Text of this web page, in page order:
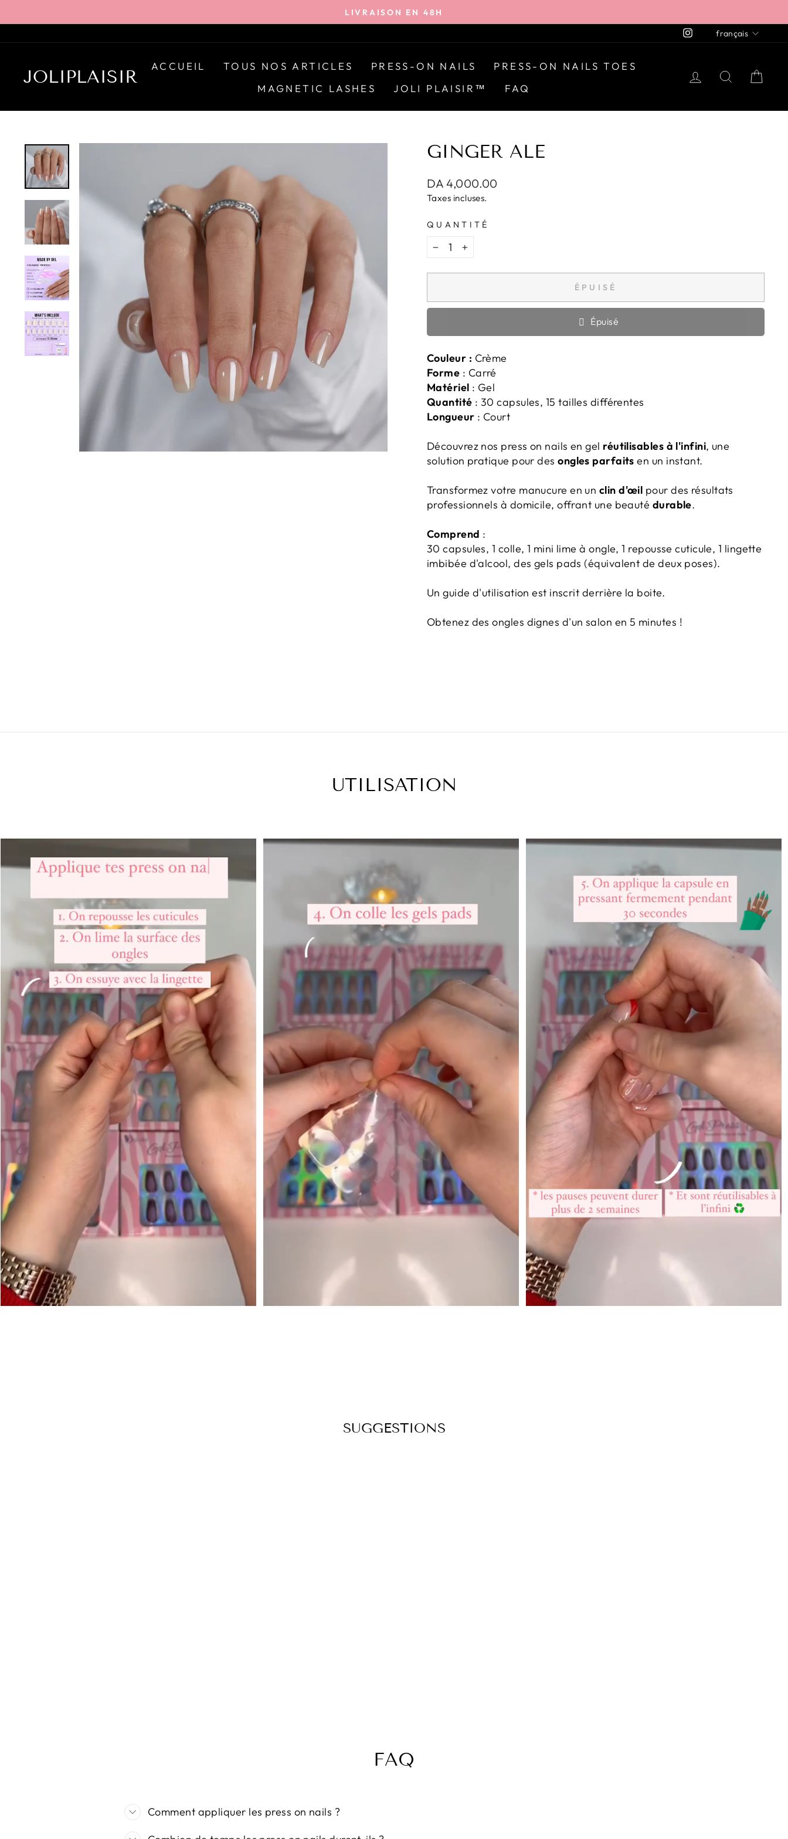
au
Diaporama
Pause
LIVRAISON EN 48H
Instagram
français
JOLIPLAISIR
ACCUEIL TOUS NOS ARTICLES PRESS-ON NAILS
PRESS-ON NAILS TOES
MAGNETIC LASHES
JOLI PLAISIR™ FAQ
SE
GINGER ALE
Prix
régulier
DA 4,000.00
Taxes incluses.
QUANTITÉ
− +
ÉPUISÉ
Épuisé
Couleur : Crème
Forme : Carré
Matériel : Gel
Quantité : 30 capsules, 15 tailles différentes
Longueur : Court
Découvrez nos press on nails en gel réutilisables à l'infini, une
solution pratique pour desongles parfaits en un instant.
Transformez votre manucure en un clin d'œil pour des résultats
professionnels à domicile, offrant une beauté durable.
Comprend :
30 capsules, 1 colle, 1 mini lime à ongle, 1 repousse cuticule, 1 lingette
imbibée d'alcool, des gels pads (équivalent de deux poses).
Un guide d'utilisation est inscrit derrière la boite.
Obtenez des ongles dignes d'un salon en 5 minutes !
UTILISATION
SUGGESTIONS
FAQ
Comment appliquer les press on nails ?